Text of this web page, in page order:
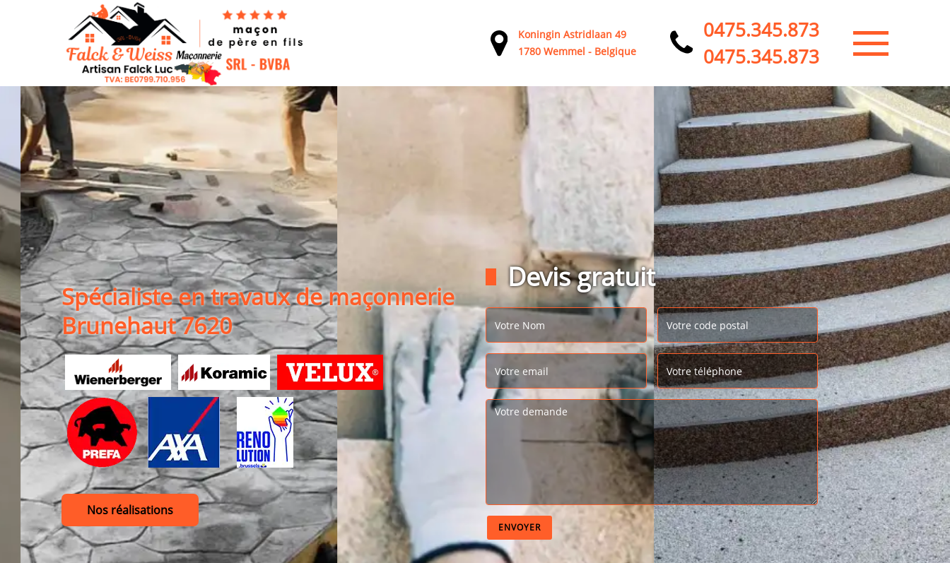
Koningin Astridlaan 49
1780 Wemmel - Belgique
0475.345.873
0475.345.873
Spécialiste en travaux de maçonnerie
Brunehaut 7620
Nos réalisations
Devis gratuit